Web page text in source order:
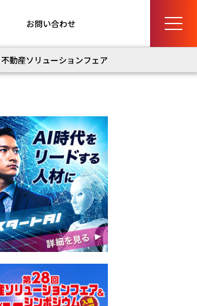
お問い合わせ
不動産ソリューションフェア